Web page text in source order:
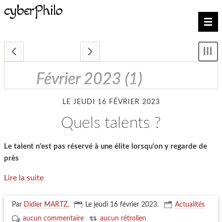
cyberPhilo
février 2023 (1)
LE JEUDI 16 FÉVRIER 2023
quels talents ?
Le talent n'est pas réservé à une élite lorsqu'on y regarde de
près
Lire la suite
Par Didier MARTZ, Le jeudi 16 février 2023.
Actualités
aucun commentaire
aucun rétrolien